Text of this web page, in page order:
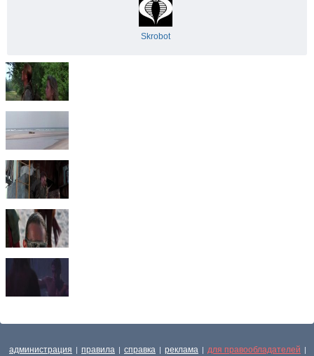
Skrobot
администрация | правила | справка | реклама | для правообладателей |